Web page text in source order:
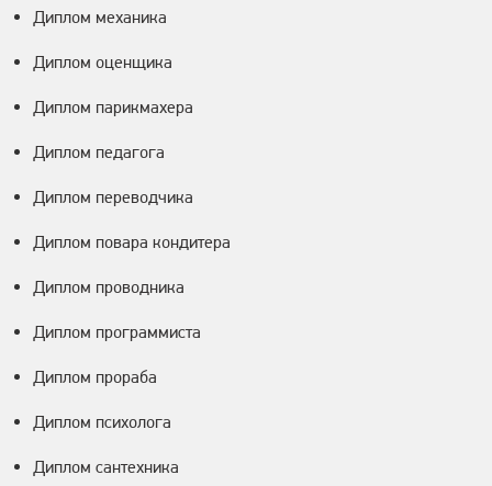
Диплом механика
Диплом оценщика
Диплом парикмахера
Диплом педагога
Диплом переводчика
Диплом повара кондитера
Диплом проводника
Диплом программиста
Диплом прораба
Диплом психолога
Диплом сантехника